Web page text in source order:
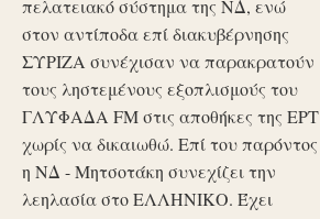
πελατειακό σύστημα της ΝΔ, ενώ
στον αντίποδα επί διακυβέρνησης
ΣΥΡΙΖΑ συνέχισαν να παρακρατούν
τους ληστεμένους εξοπλισμούς του
ΓΛΥΦΑΔΑ FM στις αποθήκες της ΕΡΤ
χωρίς να δικαιωθώ. Επί του παρόντος
η ΝΔ - Μητσοτάκη συνεχίζει την
λεηλασία στο ΕΛΛΗΝΙΚΟ. Έχει